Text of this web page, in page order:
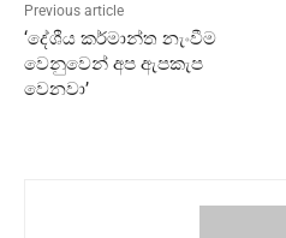
Previous article
‘දේශීය කර්මාන්ත නැංවීම
වෙනුවෙන් අප ඇපකැප
වෙනවා’